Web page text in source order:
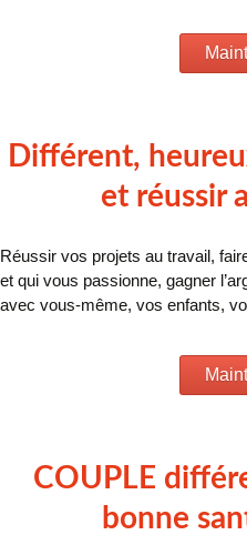
Différent,
et réussir
Réussir vos projets au travail,
et qui vous passionne, gagner
avec vous-même, vos enfants,
COUPLE
bonne